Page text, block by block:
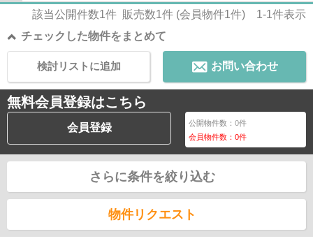
住みやすい物件です！すぐに入居できるの...
該当公開件数1件 販売数1件 (会員物件1件) 1-1件表示
チェックした物件をまとめて
お問い合わせ
検討リストに追加
無料会員登録はこちら
会員登録 公開物件数：0件
会員物件数：0件
さらに条件を絞り込む
物件リクエスト